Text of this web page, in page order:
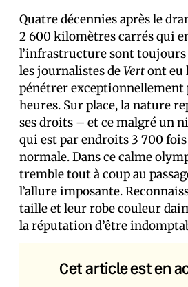
Quatre décennies après le
2 600 kilomètres carrés qui
l’infrastructure sont toujours
les journalistes deVertont eu
pénétrer exceptionnellement
heures. Sur place, la nature
ses droits – et ce malgré un
qui est par endroits 3 700
normale. Dans ce calme
tremble tout à coup au
l’allure imposante.
taille et leur robe couleur
la réputation d’être
Cet article est en